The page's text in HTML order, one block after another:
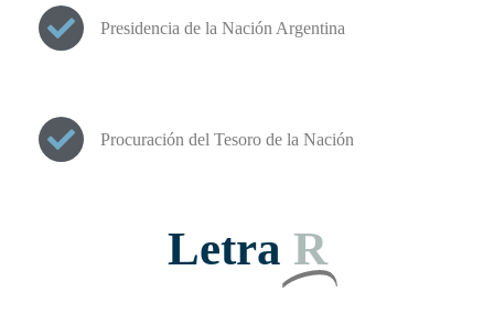
Presidencia de la Nación Argentina
Procuración del Tesoro de la Nación
Letra R